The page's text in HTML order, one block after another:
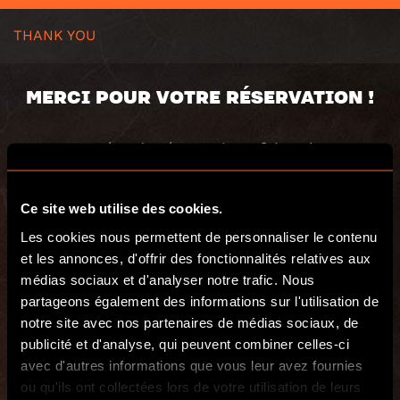
Ce site web utilise des cookies.
Les cookies nous permettent de personnaliser le contenu
et les annonces, d'offrir des fonctionnalités relatives aux
médias sociaux et d'analyser notre trafic. Nous
partageons également des informations sur l'utilisation de
notre site avec nos partenaires de médias sociaux, de
publicité et d'analyse, qui peuvent combiner celles-ci
avec d'autres informations que vous leur avez fournies
ou qu'ils ont collectées lors de votre utilisation de leurs
THANK YOU
MERCI POUR VOTRE RÉSERVATION !
Votre numéro de réservation : [eh-token-
booking value= »number »]
[eh-booking-purchase-summary]
Jeu réservé : [eh-summary-booking-title]
Date de l’expérience : [eh-summary-booking-
date]
Nombre de joueurs : [eh-summary-booking-
peoples]
[/eh-booking-purchase-summary]
[eh-order-number title= »Numéro de
commande Woocommerce »]
[eh-purchase-summary title= »Résumé de la